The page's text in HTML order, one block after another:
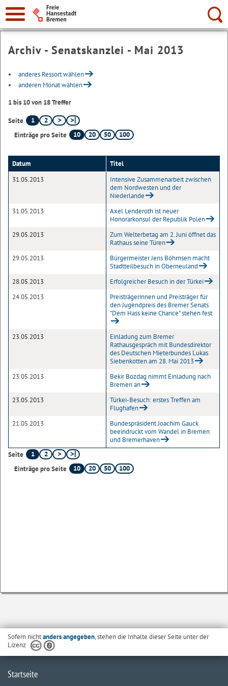
Suche:
Archiv - Senatskanzlei - Mai 2013
anderes Ressort wählen
anderen Monat wählen
1 bis 10 von 18 Treffer
Seite 1
2
Einträge pro Seite
10 20 50 100
Datum
Titel
31.05.2013
Intensive Zusammenarbeit zwischen
dem Nordwesten und der
Niederlande
31.05.2013
Axel Lenderoth ist neuer
Honorarkonsul der Republik Polen
29.05.2013
Zum Welterbetag am 2. Juni öffnet das
Rathaus seine Türen
29.05.2013
Bürgermeister Jens Böhrnsen macht
Stadtteilbesuch in Oberneuland
28.05.2013
Erfolgreicher Besuch in der Türkei
24.05.2013
Preisträgerinnen und Preisträger für
den Jugendpreis des Bremer Senats
"Dem Hass keine Chance" stehen fest
23.05.2013
Einladung zum Bremer
Rathausgespräch mit Bundesdirektor
des Deutschen Mieterbundes Lukas
Siebenkotten am 28. Mai 2013
23.05.2013
Bekir Bozdag nimmt Einladung nach
Bremen an
23.05.2013
Türkei-Besuch: erstes Treffen am
Flughafen
21.05.2013
Bundespräsident Joachim Gauck
beeindruckt vom Wandel in Bremen
und Bremerhaven
Seite
1
2
Einträge pro Seite
10 20 50 100
Sofern nichtanders angegeben, stehen die Inhalte dieser Seite unter der
Lizenz
Startseite